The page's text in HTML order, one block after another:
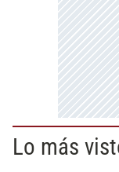
Lo más